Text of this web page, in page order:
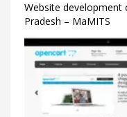
Website development
Pradesh – MaMITS